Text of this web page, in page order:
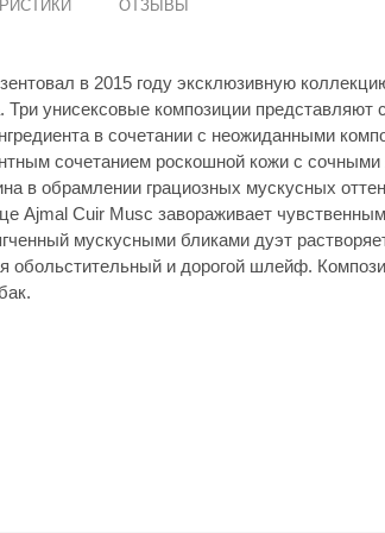
ОТЗЫВЫ
в 2015 году эксклюзивную
Три унисексовые композиции представляют
в сочетании с неожиданными
сочетанием роскошной кожи с сочными
в обрамлении грациозных мускусных
Ajmal Cuir Musc завораживает
мускусными бликами дуэт
обольстительный и дорогой шлейф.